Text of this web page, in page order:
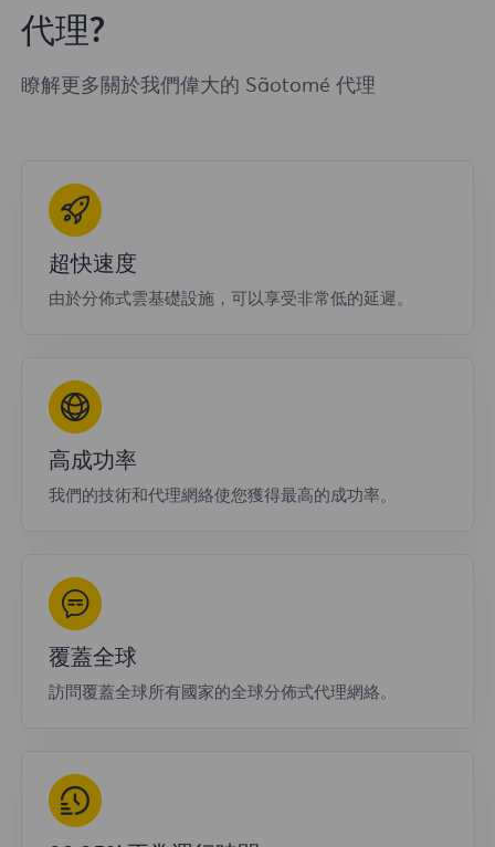
代理?
瞭解更多關於我們偉大的 Sãotomé 代理
超快速度
由於分佈式雲基礎設施，可以享受非常低的延遲。
高成功率
我們的技術和代理網絡使您獲得最高的成功率。
覆蓋全球
訪問覆蓋全球所有國家的全球分佈式代理網絡。